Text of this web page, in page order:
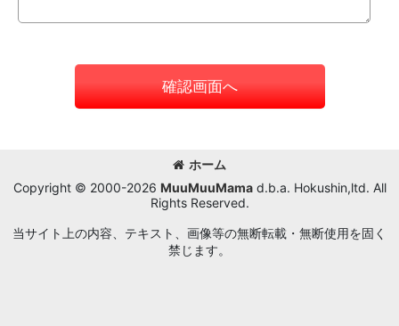
確認画面へ
ホーム
Copyright © 2000-2026 MuuMuuMamad.b.a. Hokushin,ltd. All
Rights Reserved.
当サイト上の内容、テキスト、画像等の無断転載・無断使用を固く
禁じます。